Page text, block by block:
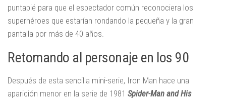
puntapié para que el espectador común reconociera los
superhéroes que estarían rondando la pequeña y la gran
pantalla por más de 40 años.
Retomando al personaje en los 90
Después de esta sencilla mini-serie, Iron Man hace una
aparición menor en la serie de 1981 Spider-Man and His